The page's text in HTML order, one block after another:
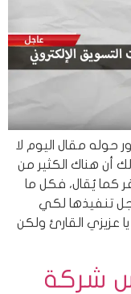
حوله مقال اليوم لا
أن هناك الكثير من
كما يُقال، فكل ما
تنفيذها لكي
عزيزي القارئ ولكن
شركة